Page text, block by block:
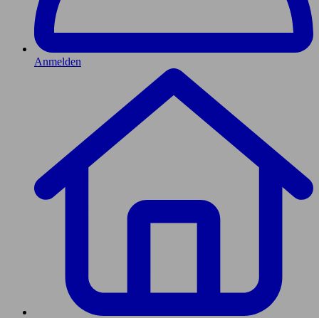
Anmelden